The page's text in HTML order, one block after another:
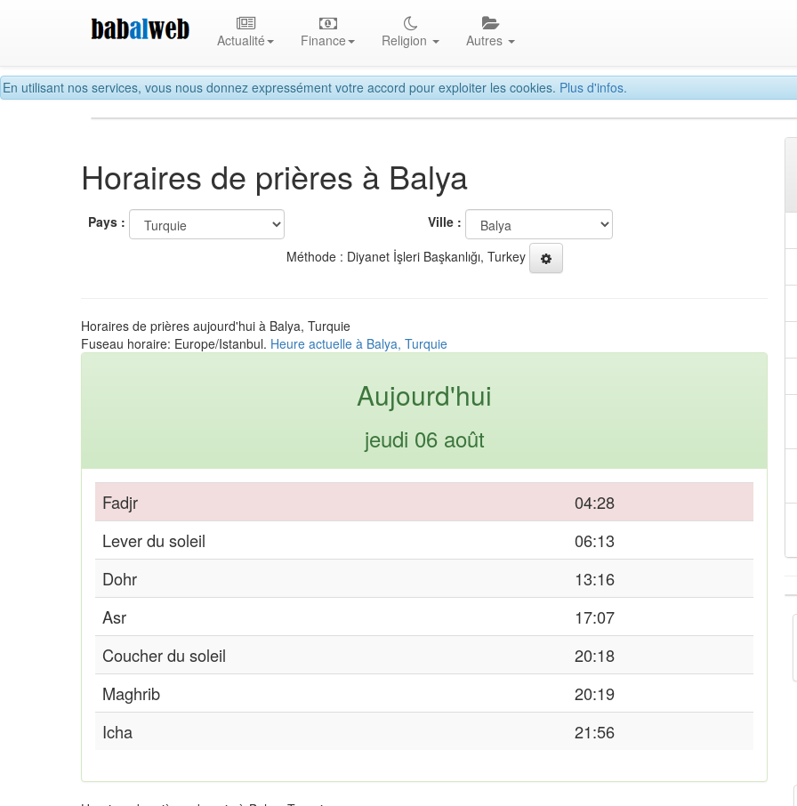
En utilisant nos services, vous nous donnez expressément votre accord pour exploiter les cookies. Plus d'infos.
Actualité Finance Religion Autres
Horaires de prières à Balya
Pays :
Ville :
Méthode : Diyanet İşleri Başkanlığı, Turkey
Horaires de prières aujourd'hui à Balya, Turquie
Fuseau horaire: Europe/Istanbul. Heure actuelle à Balya, Turquie
Aujourd'hui
jeudi 06 août
Fadjr
04:28
Lever du soleil
06:13
Dohr
13:16
Asr
17:07
Coucher du soleil
20:18
Maghrib
20:19
Icha
21:56